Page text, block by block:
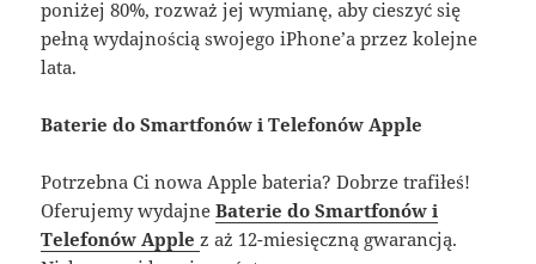
poniżej 80%, rozważ jej wymianę, aby cieszyć się
pełną wydajnością swojego iPhone’a przez kolejne
lata.
Baterie do Smartfonów i Telefonów Apple
Potrzebna Ci nowa Apple bateria? Dobrze trafiłeś!
Oferujemy wydajneBaterie do Smartfonów i
Telefonów Applez aż 12-miesięczną gwarancją.